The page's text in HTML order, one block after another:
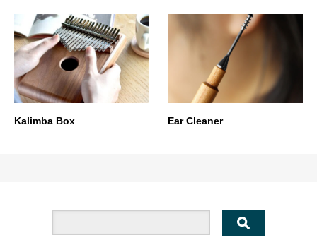
Kalimba Box Ear Cleaner